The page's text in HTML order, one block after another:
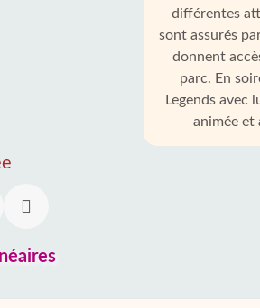
différentes
sont assurés
donnent
parc. En
Legends avec
animée et